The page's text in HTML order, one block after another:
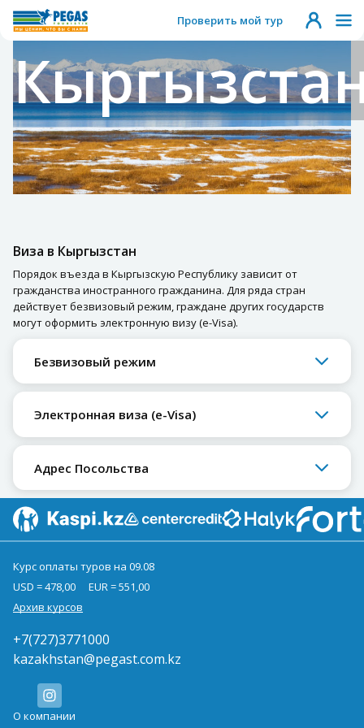
Проверить мой тур
Виза в Кыргызстан
Порядок въезда в Кыргызскую Республику зависит от
гражданства иностранного гражданина. Для ряда стран
действует безвизовый режим, граждане других государств
могут оформить электронную визу (e-Visa).
Безвизовый режим
Электронная виза (e-Visa)
Адрес Посольства
Курс оплаты туров на 09.08
USD = 478,00
EUR = 551,00
Архив курсов
+7(727)3771000
kazakhstan@pegast.com.kz
О компании